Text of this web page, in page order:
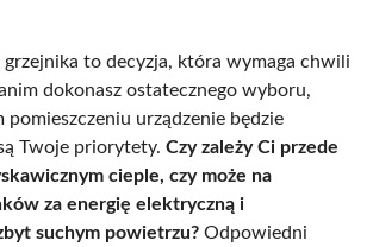
to decyzja, która wymaga chwili
dokonasz ostatecznego wyboru,
pomieszczeniu urządzenie będzie
Twoje priorytety. Czy zależy Ci przede
cieple, czy może na
za energię elektryczną i
suchym powietrzu? Odpowiedni